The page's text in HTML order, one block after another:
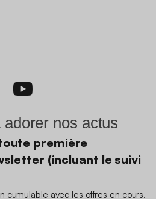
nos actus
première
(incluant le suivi
cumulable avec les offres en cours.